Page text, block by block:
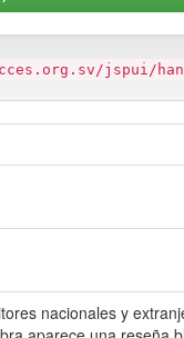
jspui/
nacionales y